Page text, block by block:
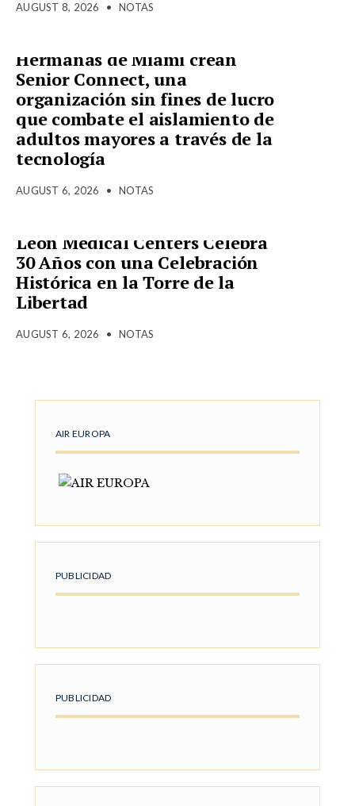
AUGUST 8, 2026 • NOTAS
Hermanas de Miami crean
Senior Connect, una
organización sin fines de lucro
que combate el aislamiento de
adultos mayores a través de la
tecnología
AUGUST 6, 2026 • NOTAS
Leon Medical Centers Celebra
30 Años con una Celebración
Histórica en la Torre de la
Libertad
AUGUST 6, 2026 • NOTAS
AIR EUROPA
PUBLICIDAD
PUBLICIDAD